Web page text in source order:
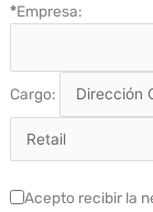
*Empresa:
Cargo:
Acepto recibir la